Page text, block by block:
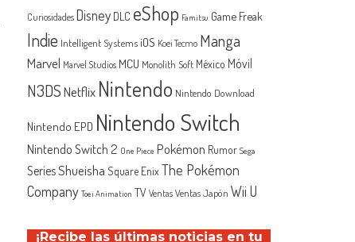
Curiosidades Disney DLC eShop Famitsu Game Freak
Indie Intelligent Systems iOS Koei Tecmo Manga
Marvel Marvel Studios MCU Monolith Soft México Móvil
N3DSNetflix Nintendo Nintendo Download
Nintendo EPD Nintendo Switch
Nintendo Switch 2 One Piece Pokémon Rumor Sega
SeriesShueisha Square EnixThe Pokémon
Company Toei Animation TV Ventas Ventas Japón Wii U
¡Recibe las últimas noticias en tu